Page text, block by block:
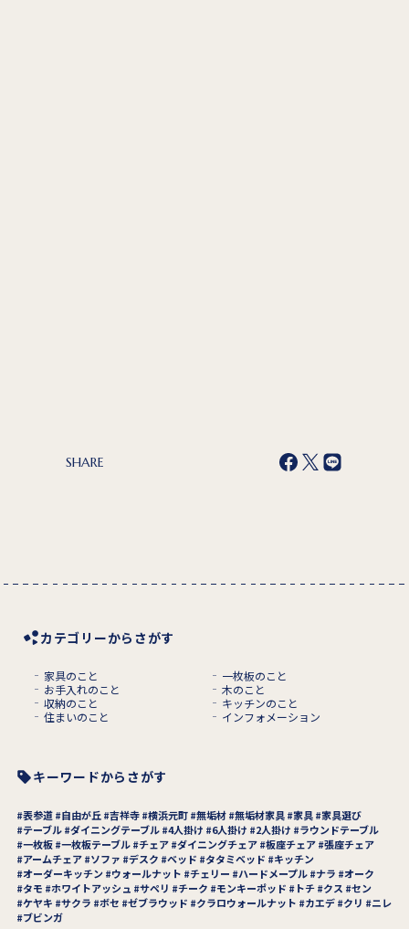
SHARE
カテゴリーからさがす
家具のこと
一枚板のこと
お手入れのこと
木のこと
収納のこと
キッチンのこと
住まいのこと
インフォメーション
キーワードからさがす
表参道 自由が丘 吉祥寺 横浜元町 無垢材 無垢材家具 家具
家具選び
テーブル ダイニングテーブル 4人掛け 6人掛け 2人掛け
ラウンドテーブル
一枚板 一枚板テーブル チェア ダイニングチェア 板座チェア 張座チェア
アームチェア
ソファ デスク ベッド タタミベッド
キッチン
オーダーキッチン
ウォールナット チェリー ハードメープル ナラ
オーク
タモ
ホワイトアッシュ サペリ チーク モンキーポッド トチ クス
セン
ケヤキ
サクラ ボセ ゼブラウッド クラロウォールナット カエデ クリ
ニレ
ブビンガ